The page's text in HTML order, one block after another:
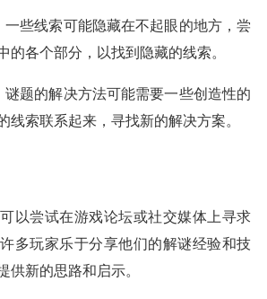
一些线索可能隐藏在不起眼的地方，尝
的各个部分，以找到隐藏的线索。
谜题的解决方法可能需要一些创造性的
线索联系起来，寻找新的解决方案。
以尝试在游戏论坛或社交媒体上寻求
多玩家乐于分享他们的解谜经验和技
供新的思路和启示。